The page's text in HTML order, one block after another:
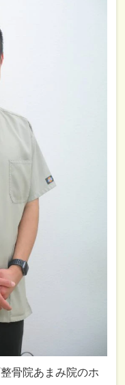
骨院あまみ院のホ